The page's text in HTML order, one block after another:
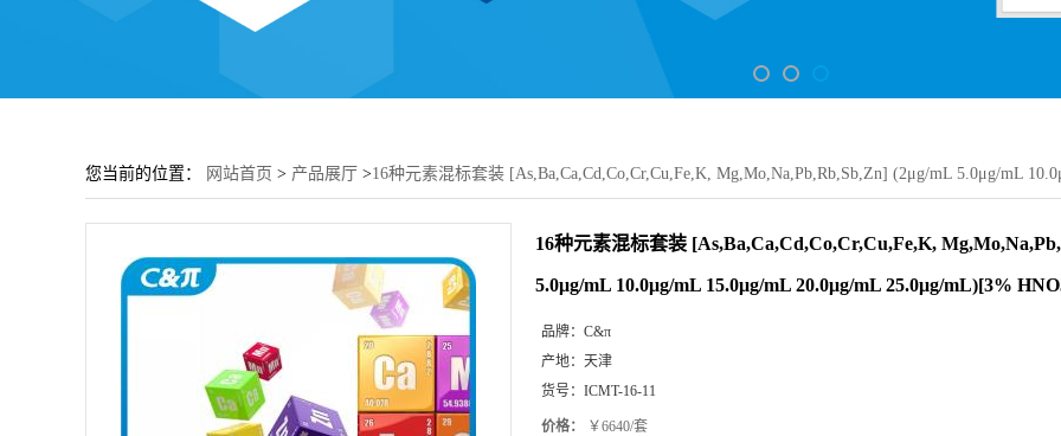
您当前的位置： 网站首页 > 产品展厅 >16种元素混标套装 [As,Ba,Ca,Cd,Co,Cr,Cu,Fe,K, Mg,Mo,Na,Pb,Rb,Sb,Zn] (2μg/mL 5.0μg/mL
16种元素混标套装 [As,Ba,Ca,Cd,Co,Cr,Cu,Fe,K,
5.0μg/mL 10.0μg/mL 15.0μg/mL 20.0μg/mL 25.0μg/mL)[3%
品牌： C&π
产地： 天津
货号： ICMT-16-11
价格： ￥6640/套